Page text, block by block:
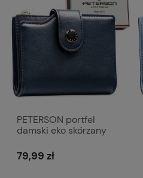
PETERSON portfel
damski eko skórzany
suwakiem P238
granatowy
79,99 zł